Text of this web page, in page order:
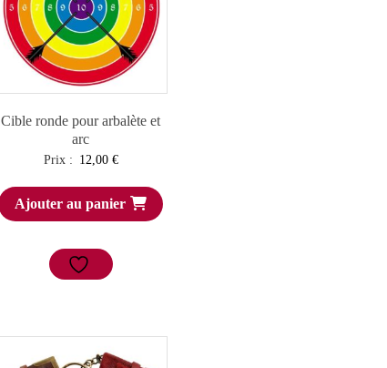
Cible ronde pour arbalète et
arc
Prix : 12,00 €
Ajouter au panier